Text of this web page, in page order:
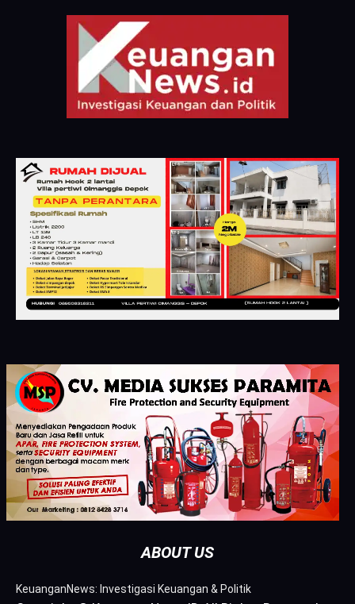
ABOUT US
KeuanganNews: Investigasi Keuangan & Politik